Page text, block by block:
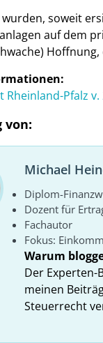
soweit
auf dem
Rheinland-Pfalz v.
von:
Michael
Diplom-
Dozent für
Fachautor
Fokus:
Warum
Der Experten-
meinen
Steuerrecht